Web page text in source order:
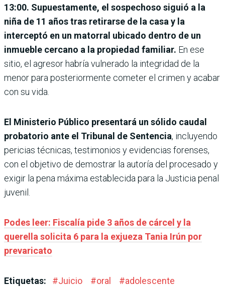
13:00. Supuestamente, el sospechoso siguió a la
niña de 11 años tras retirarse de la casa y la
interceptó en un matorral ubicado dentro de un
inmueble cercano a la propiedad familiar. En ese
sitio, el agresor habría vulnerado la integridad de la
menor para posteriormente cometer el crimen y acabar
con su vida.
El Ministerio Público presentará un sólido caudal
probatorio ante el Tribunal de Sentencia, incluyendo
pericias técnicas, testimonios y evidencias forenses,
con el objetivo de demostrar la autoría del procesado y
exigir la pena máxima establecida para la Justicia penal
juvenil.
Podes leer: Fiscalía pide 3 años de cárcel y la
querella solicita 6 para la exjueza Tania Irún por
prevaricato
Etiquetas: #Juicio #oral #adolescente